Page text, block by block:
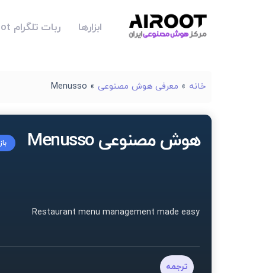
ابزارها ربات تلگرام Airoot
خانه » معرفی هوش مصنوعی »
Menusso
هوش مصنوعی Menusso
Restaurant menu management made easy
ترجمه